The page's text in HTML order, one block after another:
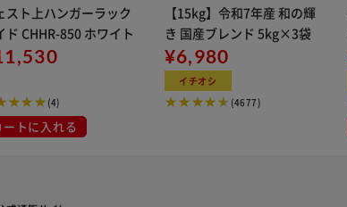
スト上ハンガーラック
ド CHHR-850 ホワイト
(4)
ートに入れる
【15kg】令和7年産 和の輝
き 国産ブレンド 5kg×3袋
¥6,980
イチオシ
(4677)